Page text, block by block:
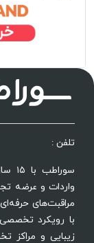
تلفن :
واردات و عرضه
مراقبت‌های
با رویکرد
زیبایی و مراکز